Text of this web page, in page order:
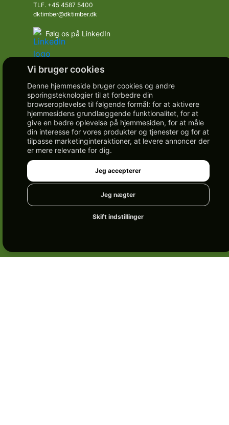
Denne hjemmeside bruger cookies og andre
sporingsteknologier til at forbedre din
browseroplevelse til følgende formål: for at aktivere
hjemmesidens grundlæggende funktionalitet, for at
give en bedre oplevelse på hjemmesiden, for at måle
din interesse for vores produkter og tjenester og for at
tilpasse marketinginteraktioner, at levere annoncer der
er mere relevante for dig.
Jeg accepterer
Jeg nægter
Skift indstillinger
TLF. +45 4587 5400
dktimber@dktimber.dk
Følg os på LinkedIn